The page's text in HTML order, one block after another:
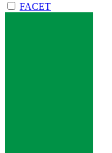
FACET